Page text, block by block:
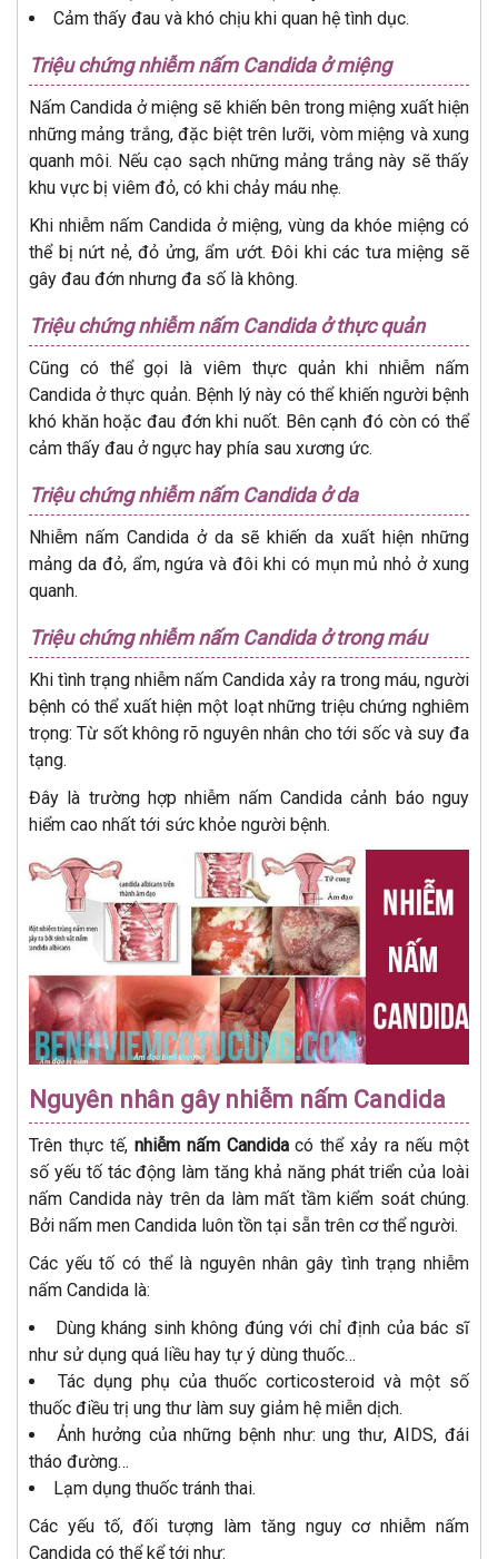
Cảm thấy đau và khó chịu khi quan hệ tình dục.
Triệu chứng nhiễm nấm Candida ở miệng
Nấm Candida ở miệng sẽ khiến bên trong miệng xuất hiện
những mảng trắng, đặc biệt trên lưỡi, vòm miệng và xung
quanh môi. Nếu cạo sạch những mảng trắng này sẽ thấy
khu vực bị viêm đỏ, có khi chảy máu nhẹ.
Khi nhiễm nấm Candida ở miệng, vùng da khóe miệng có
thể bị nứt nẻ, đỏ ửng, ẩm ướt. Đôi khi các tưa miệng sẽ
gây đau đớn nhưng đa số là không.
Triệu chứng nhiễm nấm Candida ở thực quản
Cũng có thể gọi là viêm thực quản khi nhiễm nấm
Candida ở thực quản. Bệnh lý này có thể khiến người bệnh
khó khăn hoặc đau đớn khi nuốt. Bên cạnh đó còn có thể
cảm thấy đau ở ngực hay phía sau xương ức.
Triệu chứng nhiễm nấm Candida ở da
Nhiễm nấm Candida ở da sẽ khiến da xuất hiện những
mảng da đỏ, ẩm, ngứa và đôi khi có mụn mủ nhỏ ở xung
quanh.
Triệu chứng nhiễm nấm Candida ở trong máu
Khi tình trạng nhiễm nấm Candida xảy ra trong máu, người
bệnh có thể xuất hiện một loạt những triệu chứng nghiêm
trọng: Từ sốt không rõ nguyên nhân cho tới sốc và suy đa
tạng.
Đây là trường hợp nhiễm nấm Candida cảnh báo nguy
hiểm cao nhất tới sức khỏe người bệnh.
Nguyên nhân gây nhiễm nấm Candida
Trên thực tế, nhiễm nấm Candidacó thể xảy ra nếu một
số yếu tố tác động làm tăng khả năng phát triển của loài
nấm Candida này trên da làm mất tầm kiểm soát chúng.
Bởi nấm men Candida luôn tồn tại sẵn trên cơ thể người.
Các yếu tố có thể là nguyên nhân gây tình trạng nhiễm
nấm Candida là:
Dùng kháng sinh không đúng với chỉ định của bác sĩ
như sử dụng quá liều hay tự ý dùng thuốc…
Tác dụng phụ của thuốc corticosteroid và một số
thuốc điều trị ung thư làm suy giảm hệ miễn dịch.
Ảnh hưởng của những bệnh như: ung thư, AIDS, đái
tháo đường…
Lạm dụng thuốc tránh thai.
Các yếu tố, đối tượng làm tăng nguy cơ nhiễm nấm
Candida có thể kể tới như: